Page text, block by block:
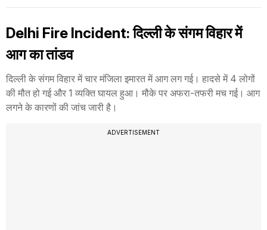
Delhi Fire Incident: दिल्ली के संगम विहार में
आग का तांडव
दिल्ली के संगम विहार में चार मंजिला इमारत में आग लग गई। हादसे में 4 लोगों
की मौत हो गई और 1 व्यक्ति घायल हुआ। मौके पर अफरा-तफरी मच गई। आग
लगने के कारणों की जांच जारी है।
ADVERTISEMENT